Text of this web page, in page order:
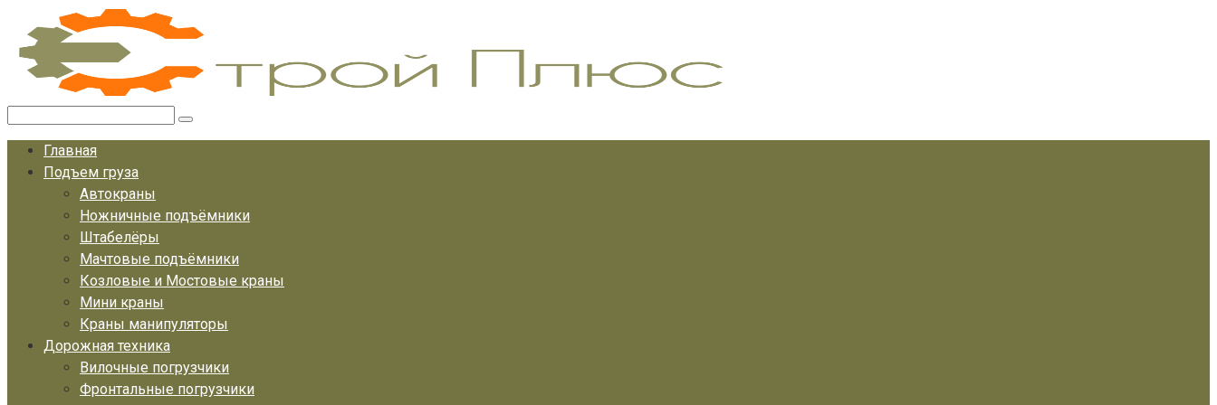
Перейти
контенту
Главная
Подъем груза
Автокраны
Ножничные подъёмники
Штабелёры
Мачтовые подъёмники
Козловые и Мостовые краны
Мини краны
Краны манипуляторы
Дорожная техника
Вилочные погрузчики
Фронтальные погрузчики